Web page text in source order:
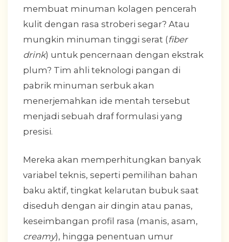
membuat minuman kolagen pencerah
kulit dengan rasa stroberi segar? Atau
mungkin minuman tinggi serat (fiber
drink) untuk pencernaan dengan ekstrak
plum? Tim ahli teknologi pangan di
pabrik minuman serbuk akan
menerjemahkan ide mentah tersebut
menjadi sebuah draf formulasi yang
presisi.
Mereka akan memperhitungkan banyak
variabel teknis, seperti pemilihan bahan
baku aktif, tingkat kelarutan bubuk saat
diseduh dengan air dingin atau panas,
keseimbangan profil rasa (manis, asam,
creamy), hingga penentuan umur